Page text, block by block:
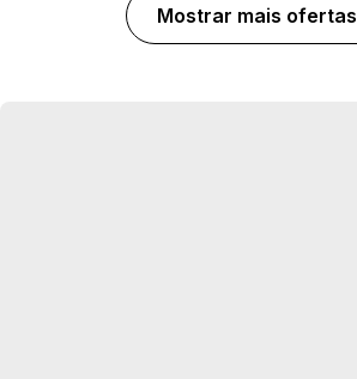
Mostrar mais ofertas